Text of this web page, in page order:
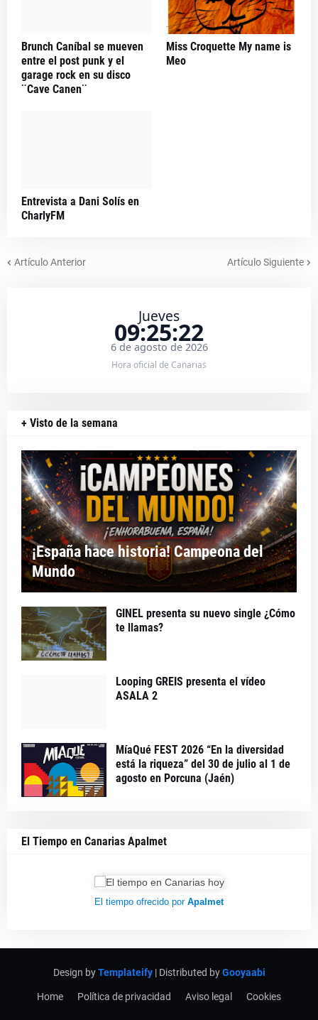
Brunch Caníbal se mueven
entre el post punk y el
garage rock en su disco
¨Cave Canen¨
Miss Croquette My name is
Meo
Entrevista a Dani Solís en
CharlyFM
Artículo Anterior Artículo Siguiente
Jueves
09:25:22
6 de agosto de 2026
Hora oficial de Canarias
+ Visto de la semana
¡España hace historia! Campeona del
Mundo
GINEL presenta su nuevo single ¿Cómo
te llamas?
Looping GREIS presenta el vídeo
ASALA 2
MíaQué FEST 2026 “En la diversidad
está la riqueza” del 30 de julio al 1 de
agosto en Porcuna (Jaén)
El Tiempo en Canarias Apalmet
El tiempo ofrecido por Apalmet
Design byTemplateify| Distributed byGooyaabi
Home Política de privacidad Aviso legal Cookies